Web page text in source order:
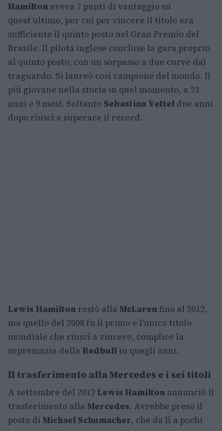
Hamilton aveva 7 punti di vantaggio su
quest’ultimo, per cui per vincere il titolo era
sufficiente il quinto posto nel Gran Premio del
Brasile. Il pilota inglese concluse la gara proprio
al quinto posto, con un sorpasso a due curve dal
traguardo. Si laureò così campione del mondo. Il
più giovane nella storia in quel momento, a 23
anni e 9 mesi. Soltanto Sebastian Vettel due anni
dopo riuscì a superare il record.
Lewis Hamilton restò alla McLaren fino al 2012,
ma quello del 2008 fu il primo e l’unico titolo
mondiale che riuscì a vincere, complice la
supremazia della Redbull in quegli anni.
Il trasferimento alla Mercedes e i sei titoli
A settembre del 2012 Lewis Hamilton annunciò il
trasferimento alla Mercedes. Avrebbe preso il
posto di Michael Schumacher, che da lì a pochi